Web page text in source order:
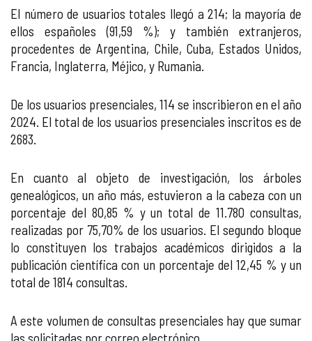
El número de usuarios totales llegó a 214; la mayoría de
ellos españoles (91,59 %); y también extranjeros,
procedentes de Argentina, Chile, Cuba, Estados Unidos,
Francia, Inglaterra, Méjico, y Rumania.
De los usuarios presenciales, 114 se inscribieron en el año
2024. El total de los usuarios presenciales inscritos es de
2683.
En cuanto al objeto de investigación, los árboles
genealógicos, un año más, estuvieron a la cabeza con un
porcentaje del 80,85 % y un total de 11.780 consultas,
realizadas por 75,70% de los usuarios. El segundo bloque
lo constituyen los trabajos académicos dirigidos a la
publicación científica con un porcentaje del 12,45 % y un
total de 1814 consultas.
A este volumen de consultas presenciales hay que sumar